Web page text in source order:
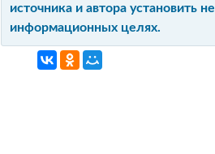
источника и автора установить
информационных целях.